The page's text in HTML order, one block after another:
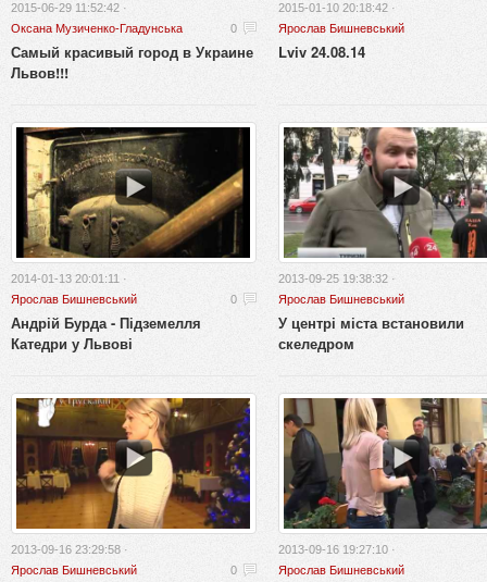
2015-06-29 11:52:42 ·
Оксана Музиченко-Гладунська
0
Самый красивый город в Украине
Львов!!!
2015-01-10 20:18:42 ·
Ярослав Бишневський
Lviv 24.08.14
2014-01-13 20:01:11 ·
Ярослав Бишневський
0
Андрій Бурда - Підземелля
Катедри у Львові
2013-09-25 19:38:32 ·
Ярослав Бишневський
У центрі міста встановили
скеледром
2013-09-16 23:29:58 ·
Ярослав Бишневський
0
2013-09-16 19:27:10 ·
Ярослав Бишневський